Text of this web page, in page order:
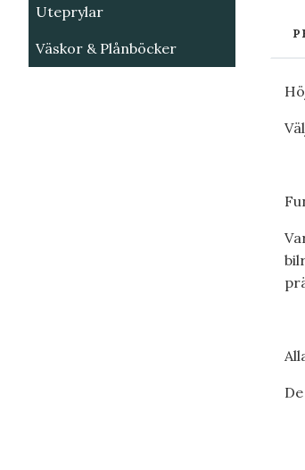
Uteprylar
Väskor & Plånböcker